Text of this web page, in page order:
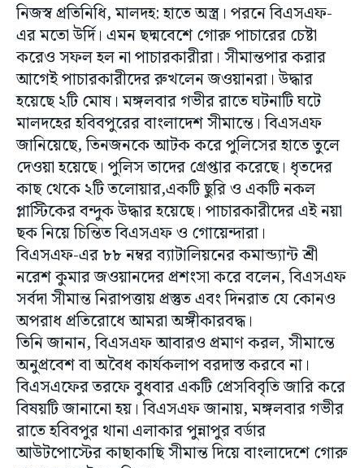
নিজস্ব প্রতিনিধি, মালদহ: হাতে অস্ত্র। পরনে বিএসএফ-
এর মতো উর্দি। এমন ছদ্মবেশে গোরু পাচারের চেষ্টা
করেও সফল হল না পাচারকারীরা। সীমান্তপার করার
আগেই পাচারকারীদের রুখলেন জওয়ানরা। উদ্ধার
হয়েছে ২টি মোষ। মঙ্গলবার গভীর রাতে ঘটনাটি ঘটে
মালদহের হবিবপুরের বাংলাদেশ সীমান্তে। বিএসএফ
জানিয়েছে, তিনজনকে আটক করে পুলিসের হাতে তুলে
দেওয়া হয়েছে। পুলিস তাদের গ্রেপ্তার করেছে। ধৃতদের
কাছ থেকে ২টি তলোয়ার,একটি ছুরি ও একটি নকল
প্লাস্টিকের বন্দুক উদ্ধার হয়েছে। পাচারকারীদের এই নয়া
ছক নিয়ে চিন্তিত বিএসএফ ও গোয়েন্দারা।
বিএসএফ-এর ৮৮ নম্বর ব্যাটালিয়নের কমান্ড্যান্ট শ্রী
নরেশ কুমার জওয়ানদের প্রশংসা করে বলেন, বিএসএফ
সর্বদা সীমান্ত নিরাপত্তায় প্রস্তুত এবং দিনরাত যে কোনও
অপরাধ প্রতিরোধে আমরা অঙ্গীকারবদ্ধ।
তিনি জানান, বিএসএফ আবারও প্রমাণ করল, সীমান্তে
অনুপ্রবেশ বা অবৈধ কার্যকলাপ বরদাস্ত করবে না।
বিএসএফের তরফে বুধবার একটি প্রেসবিবৃতি জারি করে
বিষয়টি জানানো হয়। বিএসএফ জানায়, মঙ্গলবার গভীর
রাতে হবিবপুর থানা এলাকার পুন্নাপুর বর্ডার
আউটপোস্টের কাছাকাছি সীমান্ত দিয়ে বাংলাদেশে গোরু